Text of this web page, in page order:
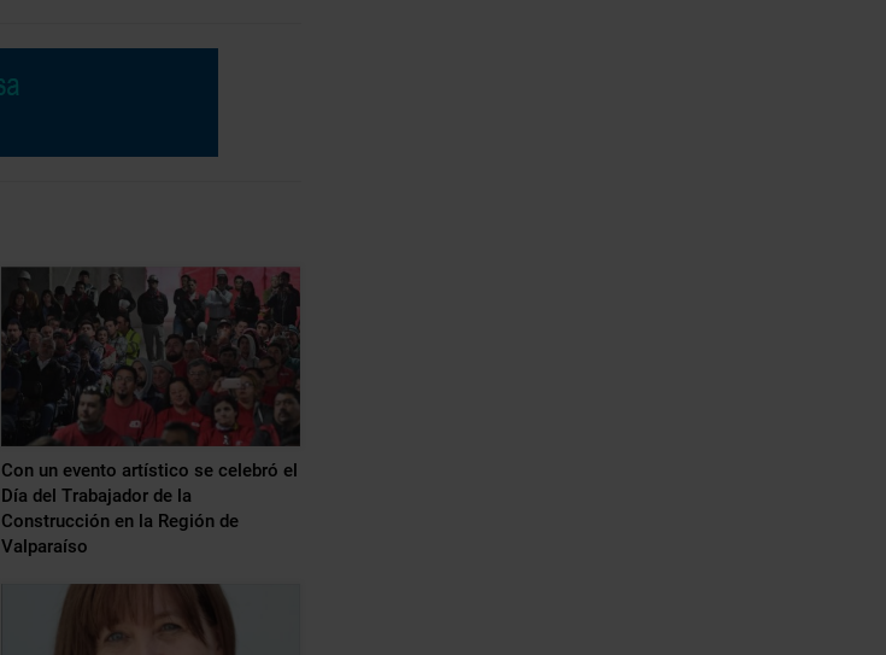
Con un evento artístico se celebró el
Día del Trabajador de la
Construcción en la Región de
Valparaíso